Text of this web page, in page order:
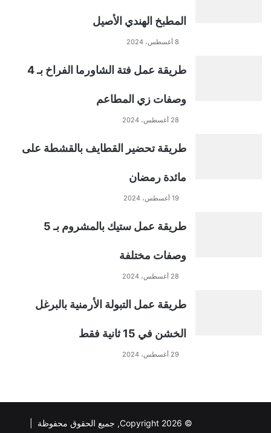
المطبخ الهندي الأصيل
8 أغسطس، 2024
طريقة عمل فتة الشاورما الفراخ بـ 4
وصفات زي المطاعم
28 أغسطس، 2024
طريقة تحضير القطايف بالقشطة على
مائدة رمضان
19 أغسطس، 2024
طريقة عمل ستيك بالمشروم بـ 5
وصفات مختلفة
28 أغسطس، 2024
طريقة عمل التبولة الأرمنية بالبرغل
الخشن في 15 ثانية فقط
29 أغسطس، 2024
© Copyright 2026, جميع الحقوق محفوظة |